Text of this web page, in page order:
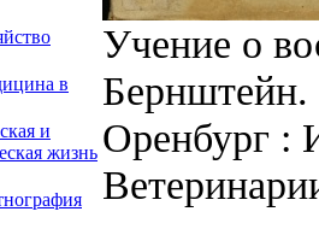
в
и
жизнь
Учение о
Бернштейн.
Оренбург :